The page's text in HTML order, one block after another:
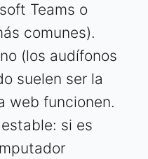
Teams o
comunes).
(los audífonos
suelen ser la
web funcionen.
si es